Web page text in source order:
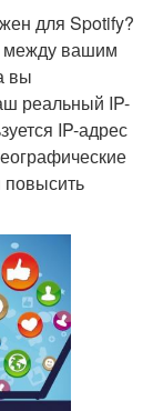
для Spotify?
между вашим
вы
реальный IP-
IP-адрес
повысить